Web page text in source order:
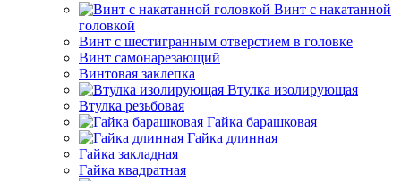
Винт с накатанной
головкой
Винт с шестигранным отверстием в головке
Винт самонарезающий
Винтовая заклепка
Втулка изолирующая
Втулка резьбовая
Гайка барашковая
Гайка длинная
Гайка закладная
Гайка квадратная